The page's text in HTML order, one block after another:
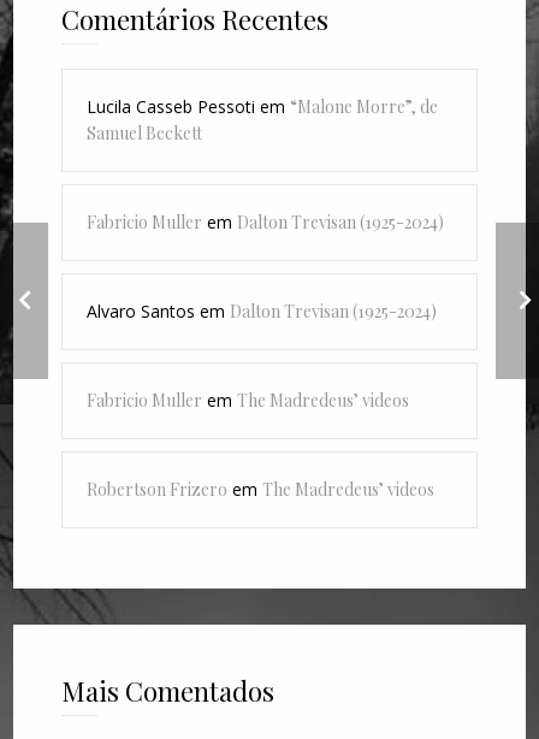
de Charles Aznavour
Comentários Recentes
Lucila Casseb Pessoti em “Malone Morre”, de
Samuel Beckett
Fabricio Muller em Dalton Trevisan (1925-2024)
Alvaro Santos em Dalton Trevisan (1925-2024)
Fabricio Muller emThe Madredeus’ videos
Robertson Frizero emThe Madredeus’ videos
Mais Comentados